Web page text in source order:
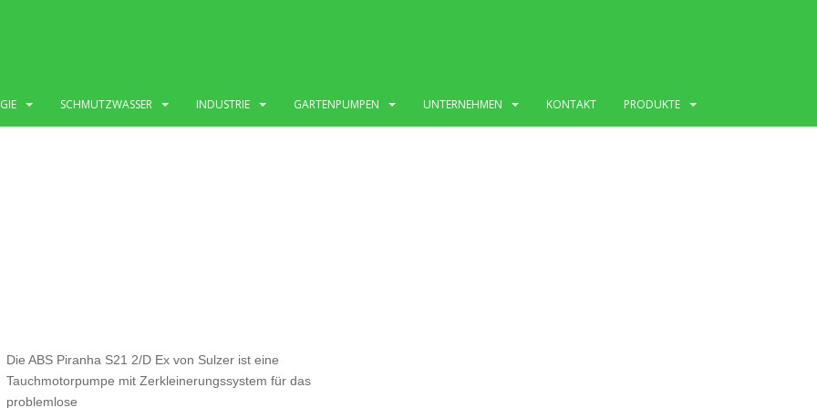
SCHMUTZWASSER INDUSTRIE GARTENPUMPEN UNTERNEHMEN KONTAKT PRODUKTE
Die ABS Piranha S21 2/D Ex von Sulzer ist eine
Tauchmotorpumpe mit Zerkleinerungssystem für das
problemlose